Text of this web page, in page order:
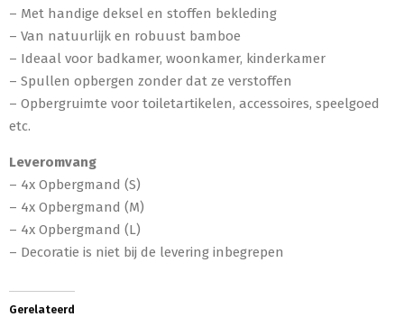
– Met handige deksel en stoffen bekleding
– Van natuurlijk en robuust bamboe
– Ideaal voor badkamer, woonkamer, kinderkamer
– Spullen opbergen zonder dat ze verstoffen
– Opbergruimte voor toiletartikelen, accessoires, speelgoed
etc.
Leveromvang
– 4x Opbergmand (S)
– 4x Opbergmand (M)
– 4x Opbergmand (L)
– Decoratie is niet bij de levering inbegrepen
Gerelateerd